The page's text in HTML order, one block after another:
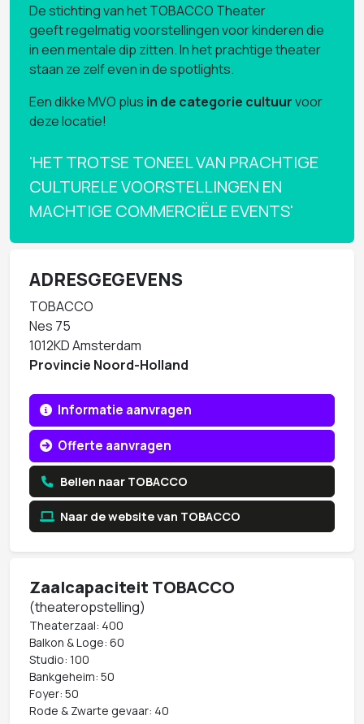
De stichting van het TOBACCO Theater
geeft regelmatig voorstellingen voor kinderen die
in een mentale dip zitten. In het prachtige theater
staan ze zelf even in de spotlights.
Een dikke MVO plus in de categorie cultuurvoor
deze locatie!
'HET TROTSE TONEEL VAN PRACHTIGE
CULTURELE VOORSTELLINGEN EN
MACHTIGE COMMERCIËLE EVENTS'
ADRESGEGEVENS
TOBACCO
Nes 75
1012KD Amsterdam
Provincie Noord-Holland
Informatie aanvragen
Offerte aanvragen
Bellen naar TOBACCO
Naar de website van TOBACCO
Zaalcapaciteit TOBACCO
(theateropstelling)
Theaterzaal: 400
Balkon & Loge: 60
Studio: 100
Bankgeheim: 50
Foyer: 50
Rode & Zwarte gevaar: 40